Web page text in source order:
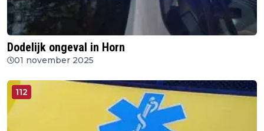
Dodelijk ongeval in Horn
01 november 2025
112